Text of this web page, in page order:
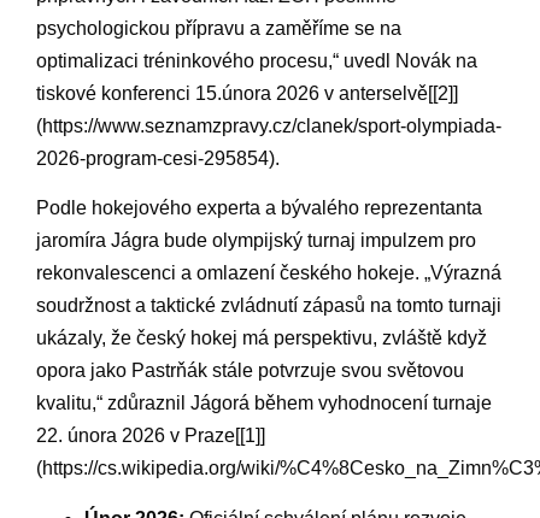
psychologickou přípravu a zaměříme ​se na
optimalizaci tréninkového procesu,“ uvedl ⁣Novák na
tiskové ‌konferenci 15.února 2026 v​ anterselvě[[2]]
(https://www.seznamzpravy.cz/clanek/sport-olympiada-
2026-program-cesi-295854).
Podle hokejového experta⁤ a bývalého ‍reprezentanta
jaromíra Jágra ⁢bude olympijský turnaj impulzem ‍pro
rekonvalescenci a omlazení českého hokeje. „Výrazná
soudržnost a taktické zvládnutí zápasů na tomto turnaji
ukázaly, že český hokej má perspektivu, zvláště když ​
opora ‌jako ⁢Pastrňák stále potvrzuje svou ⁢světovou
kvalitu,“ zdůraznil Jágorá během⁣ vyhodnocení​ turnaje
22. února 2026 v ⁤Praze[[1]]
(https://cs.wikipedia.org/wiki/